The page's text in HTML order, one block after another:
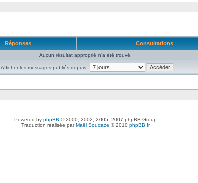
Réponses Consultations
Aucun résultat approprié n’a été trouvé.
Afficher les messages publiés depuis:
Powered by phpBB © 2000, 2002, 2005, 2007 phpBB Group
Traduction réalisée parMaël Soucaze © 2010 phpBB.fr